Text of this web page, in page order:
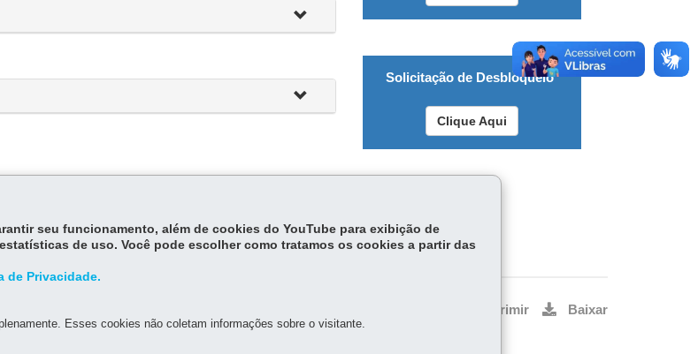
Solicitação de Desbloqueio
Clique Aqui
Imprimir Baixar
seu funcionamento, além de cookies do YouTube para exibição de
de uso. Você pode escolher como tratamos os cookies a partir das
de Privacidade.
Esses cookies não coletam informações sobre o visitante.